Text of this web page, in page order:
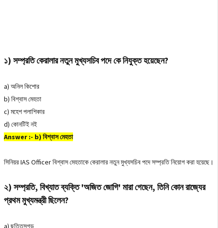
১) সম্প্রতি কেরালার নতুন মুখ্যসচিব পদে কে নিযুক্ত হয়েছেন?
a) অনিল কিশোর
b) বিশ্বাস মেহতা
c) মহেশ পলাশিকার
d) কোনটিই নই
Answer :- b) বিশ্বাস মেহতা
সিনিয়র IAS Officer বিশ্বাস মেহতাকে কেরালার নতুন মুখ্যসচিব পদে সম্প্রতি নিয়োগ করা হয়েছে।
২) সম্প্রতি, বিখ্যাত ব্যক্তি 'অজিত জোগি' মারা গেছেন, তিনি কোন রাজ্যের
প্রথম মুখ্যমন্ত্রী ছিলেন?
a) ছত্তিসগড়